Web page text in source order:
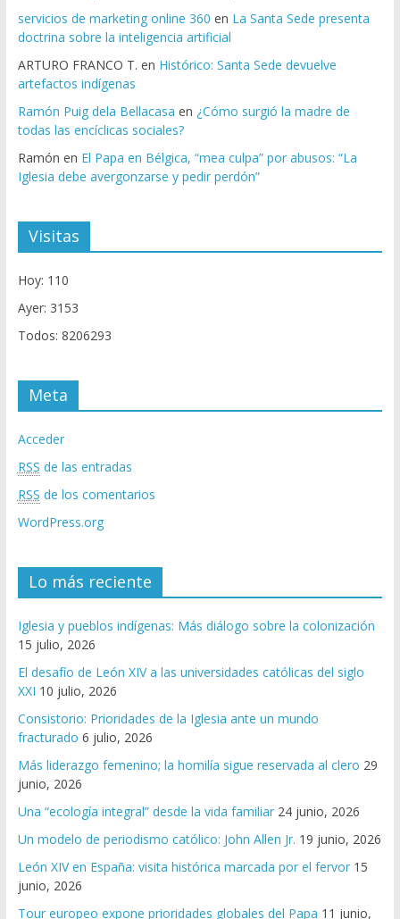
servicios de marketing online 360 en La Santa Sede presenta
doctrina sobre la inteligencia artificial
ARTURO FRANCO T. en Histórico: Santa Sede devuelve
artefactos indígenas
Ramón Puig dela Bellacasa en ¿Cómo surgió la madre de
todas las encíclicas sociales?
Ramón en El Papa en Bélgica, “mea culpa” por abusos: “La
Iglesia debe avergonzarse y pedir perdón”
Visitas
Hoy: 110
Ayer: 3153
Todos: 8206293
Meta
Acceder
RSS de las entradas
RSS de los comentarios
WordPress.org
Lo más reciente
Iglesia y pueblos indígenas: Más diálogo sobre la colonización
15 julio, 2026
El desafío de León XIV a las universidades católicas del siglo
XXI 10 julio, 2026
Consistorio: Prioridades de la Iglesia ante un mundo
fracturado 6 julio, 2026
Más liderazgo femenino; la homilía sigue reservada al clero 29
junio, 2026
Una “ecología integral” desde la vida familiar 24 junio, 2026
Un modelo de periodismo católico: John Allen Jr. 19 junio, 2026
León XIV en España: visita histórica marcada por el fervor 15
junio, 2026
Tour europeo expone prioridades globales del Papa 11 junio,